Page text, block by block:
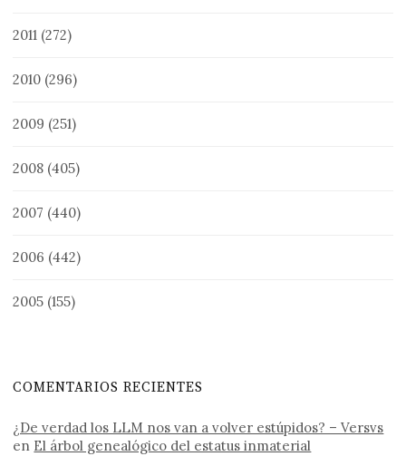
2011 (272)
2010 (296)
2009 (251)
2008 (405)
2007 (440)
2006 (442)
2005 (155)
COMENTARIOS RECIENTES
¿De verdad los LLM nos van a volver estúpidos? – Versvs
en El árbol genealógico del estatus inmaterial